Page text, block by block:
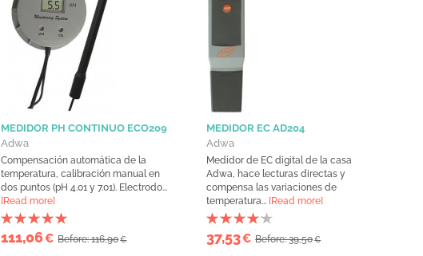
MEDIDOR PH CONTINUO ECO209
Adwa
Compensación automática de la
temperatura, calibración manual en
dos puntos (pH 4.01 y 7.01). Electrodo...
[Read more]
111,06€ Before: 116,90€
MEDIDOR EC AD204
Adwa
Medidor de EC digital de la casa
Adwa, hace lecturas directas y
compensa las variaciones de
temperatura... [Read more]
37,53€ Before: 39,50€